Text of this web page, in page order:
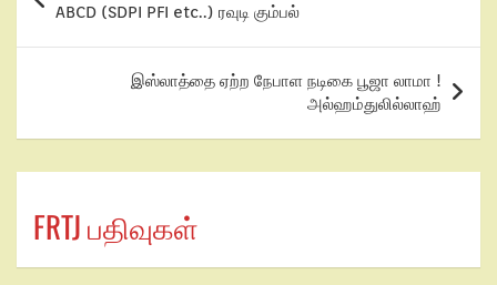
ABCD (SDPI PFI etc..) ரவுடி கும்பல்
இஸ்லாத்தை ஏற்ற நேபாள நடிகை பூஜா லாமா !
அல்ஹம்துலில்லாஹ்
FRTJ பதிவுகள்